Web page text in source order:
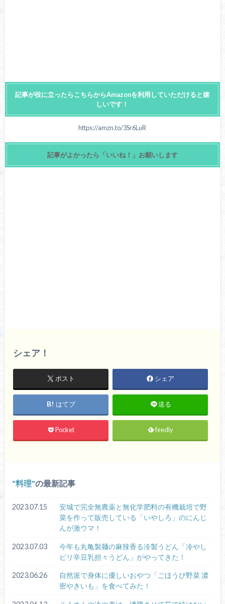
記事が役に立ったらこちらからAmazonを利用していただけると嬉
しいです！
https://amzn.to/3Sr6LuR
記事がよかったら「いいね！」お願いします
シェア！
ポスト シェア
はてブ 送る
Pocket feedly
料理 の最新記事
2023.07.15
安城で完全無農薬と無化学肥料の有機栽培で野
菜を作って販売している「いやしろ」のにんじ
んが激ウマ！
2023.07.03
今年も丸亀製麺の麻辣香る冷製うどん「冷やし
ピリ辛豆乳担々うどん」がやってきた！
2023.06.26
自然派で身体に優しいおやつ「ごほうび野菜 濃
密やきいも」を食べてみた！